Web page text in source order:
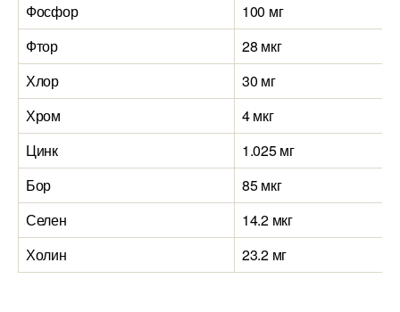
Фосфор
100 мг
Фтор
28 мкг
Хлор
30 мг
Хром
4 мкг
Цинк
1.025 мг
Бор
85 мкг
Селен
14.2 мкг
Холин
23.2 мг